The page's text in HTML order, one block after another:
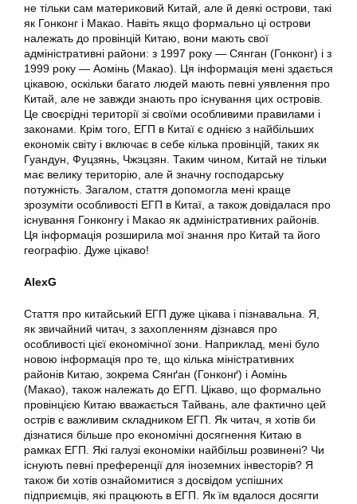
не тільки сам материковий Китай, але й деякі острови, такі
як Гонконг і Макао. Навіть якщо формально ці острови
належать до провінцій Китаю, вони мають свої
адміністративні райони: з 1997 року — Сянган (Гонконг) і з
1999 року — Аомінь (Макао). Ця інформація мені здається
цікавою, оскільки багато людей мають певні уявлення про
Китай, але не завжди знають про існування цих островів.
Це своєрідні території зі своїми особливими правилами і
законами. Крім того, ЕГП в Китаї є однією з найбільших
економік світу і включає в себе кілька провінцій, таких як
Гуандун, Фуцзянь, Чжэцзян. Таким чином, Китай не тільки
має велику територію, але й значну господарську
потужність. Загалом, стаття допомогла мені краще
зрозуміти особливості ЕГП в Китаї, а також довідалася про
існування Гонконгу і Макао як адміністративних районів.
Ця інформація розширила мої знання про Китай та його
географію. Дуже цікаво!
AlexG
Стаття про китайський ЕГП дуже цікава і пізнавальна. Я,
як звичайний читач, з захопленням дізнався про
особливості цієї економічної зони. Наприклад, мені було
новою інформація про те, що кілька міністративних
районів Китаю, зокрема Сянґан (Гонконґ) і Аомінь
(Макао), також належать до ЕГП. Цікаво, що формально
провінцією Китаю вважається Тайвань, але фактично цей
острів є важливим складником ЕГП. Як читач, я хотів би
дізнатися більше про економічні досягнення Китаю в
рамках ЕГП. Які галузі економіки найбільш розвинені? Чи
існують певні преференції для іноземних інвесторів? Я
також би хотів ознайомитися з досвідом успішних
підприємців, які працюють в ЕГП. Як їм вдалося досягти